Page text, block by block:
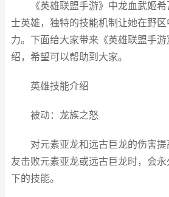
《英雄联盟手游》中龙血武姬
士英雄，独特的技能机制让她在野
力。下面给大家带来《英雄联盟手
绍，希望可以帮助到大家。
英雄技能介绍
被动：龙族之怒
对元素亚龙和远古巨龙的伤害
友击败元素亚龙或远古巨龙时，会
下的技能。